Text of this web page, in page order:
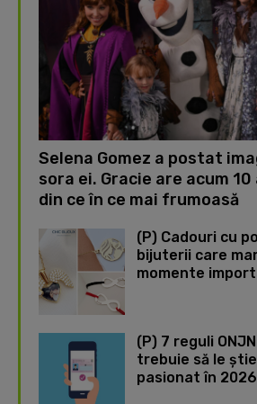
Selena Gomez a postat
sora ei. Gracie are acum
din ce în ce mai frumoasă
(P) Cadouri cu
bijuterii care
momente
(P) 7 reguli
trebuie să le
pasionat în 2026